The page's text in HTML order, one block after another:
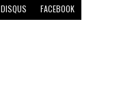
DISQUS FACEBOOK